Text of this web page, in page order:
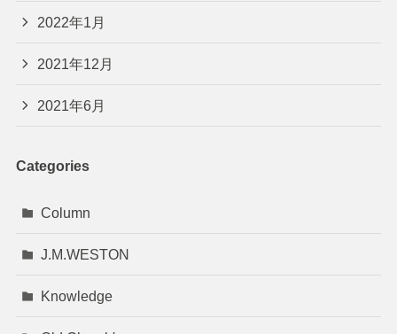
2022年1月
2021年12月
2021年6月
Categories
Column
J.M.WESTON
Knowledge